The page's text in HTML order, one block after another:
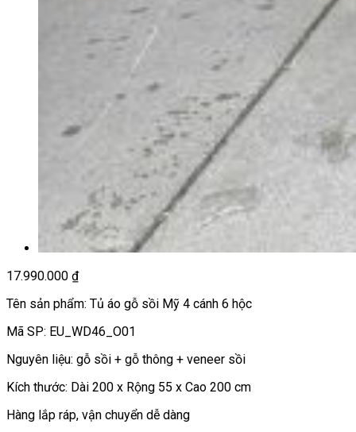
17.990.000 ₫
Tên sản phẩm: Tủ áo gỗ sồi Mỹ 4 cánh 6 hộc
Mã SP: EU_WD46_O01
Nguyên liệu: gỗ sồi + gỗ thông + veneer sồi
Kích thước: Dài 200 x Rộng 55 x Cao 200 cm
Hàng lắp ráp, vận chuyển dễ dàng